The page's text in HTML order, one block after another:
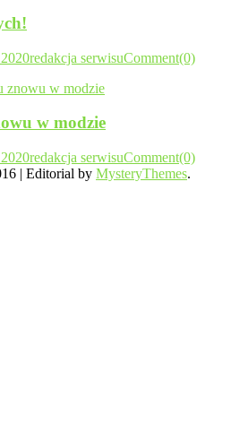
redakcja serwisuComment(0)
w modzie
redakcja serwisuComment(0)
| Editorial by MysteryThemes.